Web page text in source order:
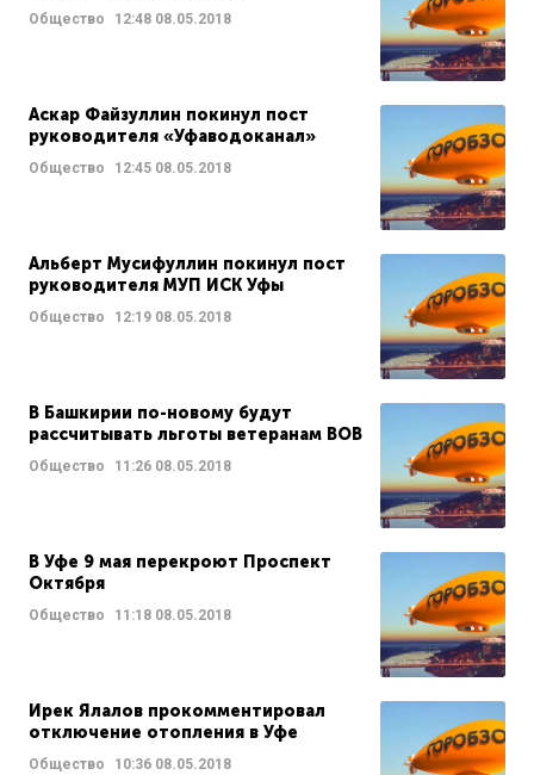
Общество 12:48 08.05.2018
Аскар Файзуллин покинул пост
руководителя «Уфаводоканал»
Общество 12:45 08.05.2018
Альберт Мусифуллин покинул пост
руководителя МУП ИСК Уфы
Общество 12:19 08.05.2018
В Башкирии по-новому будут
рассчитывать льготы ветеранам ВОВ
Общество 11:26 08.05.2018
В Уфе 9 мая перекроют Проспект
Октября
Общество 11:18 08.05.2018
Ирек Ялалов прокомментировал
отключение отопления в Уфе
Общество 10:36 08.05.2018